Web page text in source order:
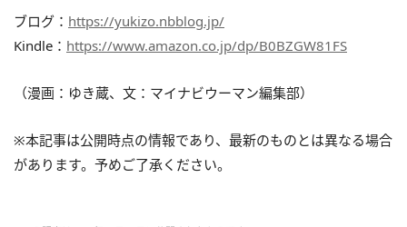
ブログ： https://yukizo.nbblog.jp/
Kindle： https://www.amazon.co.jp/dp/B0BZGW81FS
（漫画：ゆき蔵、文：マイナビウーマン編集部）
※本記事は公開時点の情報であり、最新のものとは異なる場合
があります。予めご了承ください。